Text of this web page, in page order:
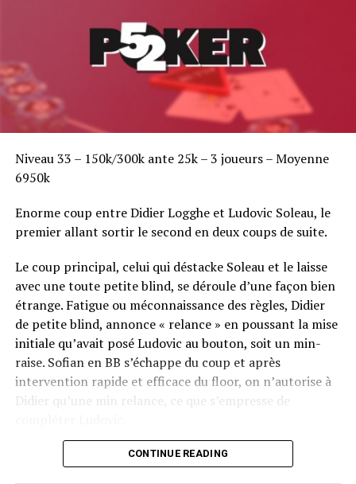
Niveau 33 – 150k/300k ante 25k – 3 joueurs – Moyenne
6950k
Enorme coup entre Didier Logghe et Ludovic Soleau, le
premier allant sortir le second en deux coups de suite.
Le coup principal, celui qui déstacke Soleau et le laisse
avec une toute petite blind, se déroule d’une façon bien
étrange. Fatigue ou méconnaissance des règles, Didier
de petite blind, annonce « relance » en poussant la mise
initiale qu’avait posé Ludovic au bouton, soit un min-
raise. Sofian en BB s’échappe du coup et après
intervention rapide et efficace du floor, on n’autorise à
Didier qu’une min relance, ce que s’empresse de
Flop QJ4. All-in de Ludovic et insta call de Logghe, avec
CONTINUE READING